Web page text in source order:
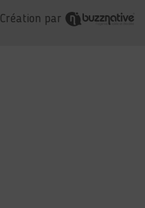
Création par